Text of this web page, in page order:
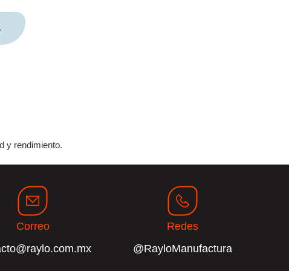
y rendimiento.
Correo
Redes
@RayloManufactura